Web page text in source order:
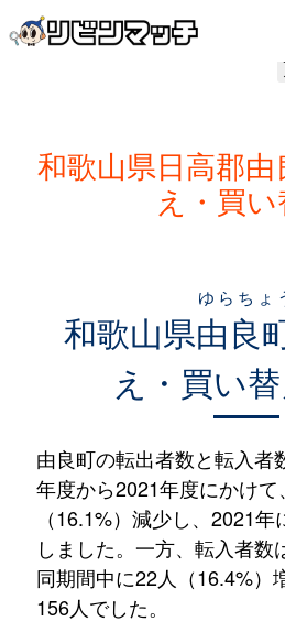
和歌山県日高郡
え・買い
和歌山県由良
ゆらちょ
え・買い
由良町の転出者数と転入者
年度から2021年度にかけて
（16.1%）減少し、2021
しました。一方、転入者数
同期間中に22人（16.4%）
156人でした。